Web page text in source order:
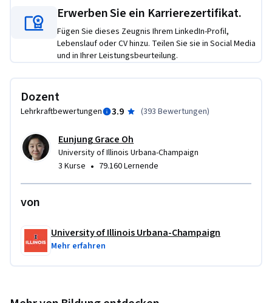
Erwerben Sie ein Karrierezertifikat.
Fügen Sie dieses Zeugnis Ihrem LinkedIn-Profil,
Lebenslauf oder CV hinzu. Teilen Sie sie in Social Media
und in Ihrer Leistungsbeurteilung.
Dozent
Lehrkraftbewertungen 3.9 (393 Bewertungen)
Eunjung Grace Oh
University of Illinois Urbana-Champaign
3 Kurse • 79.160 Lernende
von
University of Illinois Urbana-Champaign
Mehr erfahren